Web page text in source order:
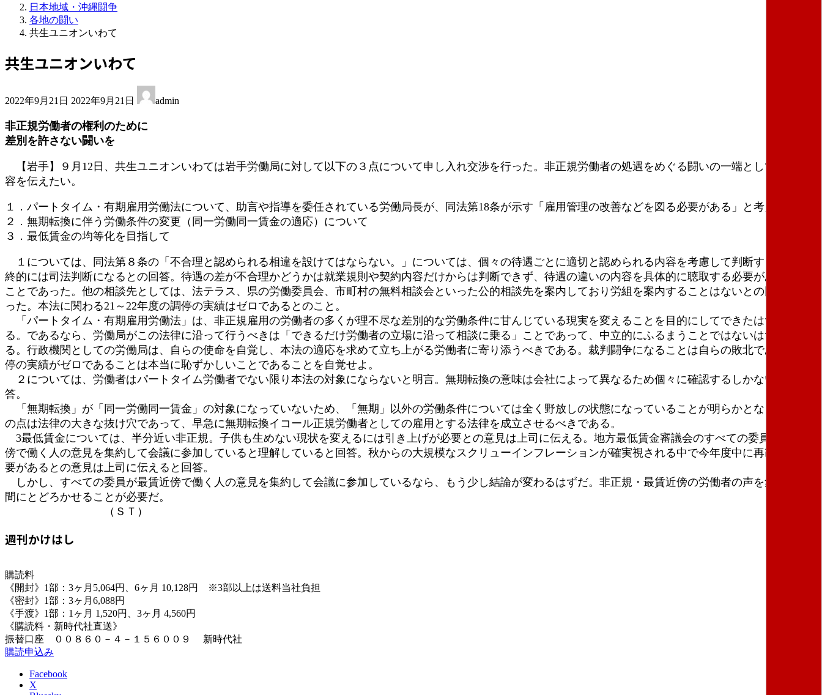
日本地域・沖縄闘争
各地の闘い
共生ユニオンいわて
共生ユニオンいわて
2022年9月21日 終
新
日
2022年9月21日 admin
非正規労働者の権利のために
差別を許さない闘いを
【岩手】９月12日、共生ユニオンいわては岩手労働局に対して以下の３点について申し入れ交渉を行った。非正規労働者の処遇をめぐる闘いの一端としてその内
容を伝えたい。
１．パートタイム・有期雇用労働法について、助言や指導を委任されている労働局長が、同法第18条が示す「雇用管理の改善などを図る必要がある」と考える範囲
２．無期転換に伴う労働条件の変更（同一労働同一賃金の適応）について
３．最低賃金の均等化を目指して
１については、同法第８条の「不合理と認められる相違を設けてはならない。」については、個々の待遇ごとに適切と認められる内容を考慮して判断するが、最
終的には司法判断になるとの回答。待遇の差が不合理かどうかは就業規則や契約内容だけからは判断できず、待遇の違いの内容を具体的に聴取する必要があるとの
ことであった。他の相談先としては、法テラス、県の労働委員会、市町村の無料相談会といった公的相談先を案内しており労組を案内することはないとの回答であ
った。本法に関わる21～22年度の調停の実績はゼロであるとのこと。
「パートタイム・有期雇用労働法」は、非正規雇用の労働者の多くが理不尽な差別的な労働条件に甘んじている現実を変えることを目的にしてできたはずであ
る。であるなら、労働局がこの法律に沿って行うべきは「できるだけ労働者の立場に沿って相談に乗る」ことであって、中立的にふるまうことではないはずであ
る。行政機関としての労働局は、自らの使命を自覚し、本法の適応を求めて立ち上がる労働者に寄り添うべきである。裁判闘争になることは自らの敗北であり、調
停の実績がゼロであることは本当に恥ずかしいことであることを自覚せよ。
２については、労働者はパートタイム労働者でない限り本法の対象にならないと明言。無期転換の意味は会社によって異なるため個々に確認するしかないと回
答。
「無期転換」が「同一労働同一賃金」の対象になっていないため、「無期」以外の労働条件については全く野放しの状態になっていることが明らかとなった。こ
の点は法律の大きな抜け穴であって、早急に無期転換イコール正規労働者としての雇用とする法律を成立させるべきである。
3最低賃金については、半分近い非正規。子供も生めない現状を変えるには引き上げが必要との意見は上司に伝える。地方最低賃金審議会のすべての委員は最賃近
傍で働く人の意見を集約して会議に参加していると理解していると回答。秋からの大規模なスクリューインフレーションが確実視される中で今年度中に再改定の必
要があるとの意見は上司に伝えると回答。
しかし、すべての委員が最賃近傍で働く人の意見を集約して会議に参加しているなら、もう少し結論が変わるはずだ。非正規・最賃近傍の労働者の声を集め、世
間にとどろかせることが必要だ。
（ＳＴ）
週刊かけはし
購読料
《開封》1部：3ヶ月5,064円、6ヶ月 10,128円 ※3部以上は送料当社負担
《密封》1部：3ヶ月6,088円
《手渡》1部：1ヶ月 1,520円、3ヶ月 4,560円
《購読料・新時代社直送》
振替口座 ００８６０－４－１５６００９ 新時代社
購読申込み
Facebook
X